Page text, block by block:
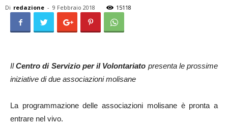
Di redazione - 9 Febbraio 2018 15118
IlCentro di Servizio per il Volontariato presenta le prossime
iniziative di due associazioni molisane
La programmazione delle associazioni molisane è pronta a
entrare nel vivo.